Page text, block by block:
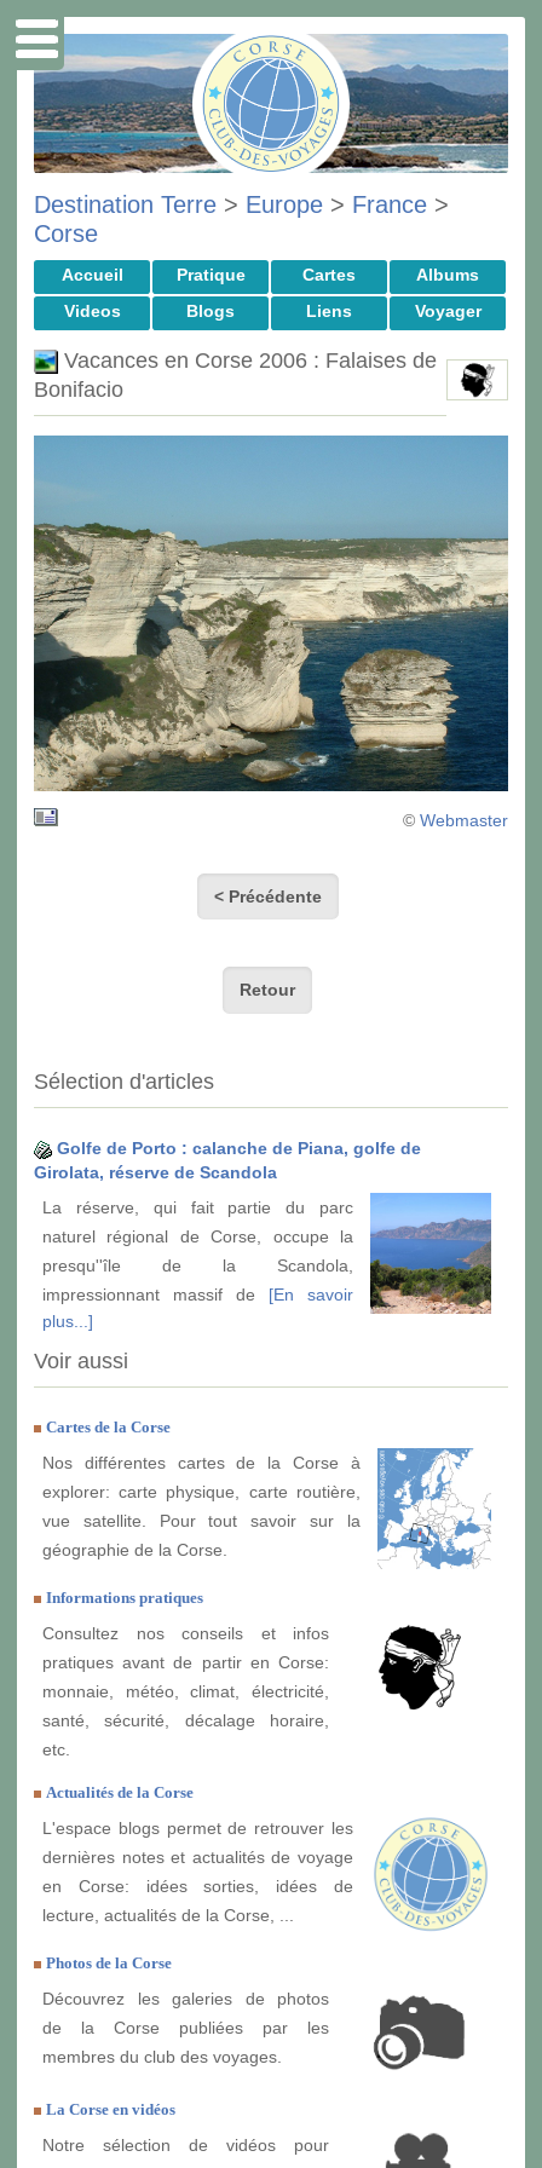
Destination Terre > Europe > France >
Corse
Accueil Pratique Cartes
Albums
Videos
Blogs Liens Voyager
Vacances en Corse 2006 : Falaises de
Bonifacio
© Webmaster
< Précédente
Retour
Sélection d'articles
Golfe de Porto : calanche de Piana, golfe de
Girolata, réserve de Scandola
La réserve, qui fait partie du parc
naturel régional de Corse, occupe la
presqu''île de la Scandola,
impressionnant massif de [En savoir
plus...]
Voir aussi
Cartes de la Corse
Nos différentes cartes de la Corse à
explorer: carte physique, carte routière,
vue satellite. Pour tout savoir sur la
géographie de la Corse.
Informations pratiques
Consultez nos conseils et infos
pratiques avant de partir en Corse:
monnaie, météo, climat, électricité,
santé, sécurité, décalage horaire,
etc.
Actualités de la Corse
L'espace blogs permet de retrouver les
dernières notes et actualités de voyage
en Corse: idées sorties, idées de
lecture, actualités de la Corse, ...
Photos de la Corse
Découvrez les galeries de photos
de la Corse publiées par les
membres du club des voyages.
La Corse en vidéos
Notre sélection de vidéos pour